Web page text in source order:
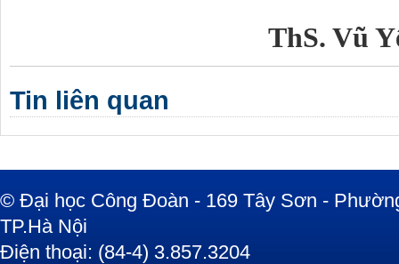
ThS. Vũ
Tin liên quan
© Đại học Công Đoàn - 169 Tây Sơn -
TP.Hà Nội
Điện thoại: (84-4) 3.857.3204